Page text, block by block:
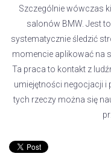
Szczególnie wówczas
salonów BMW. Jest
systematycznie śledzić
momencie aplikować na
Ta praca to kontakt z
umiejętności negocjacji i
tych rzeczy można się